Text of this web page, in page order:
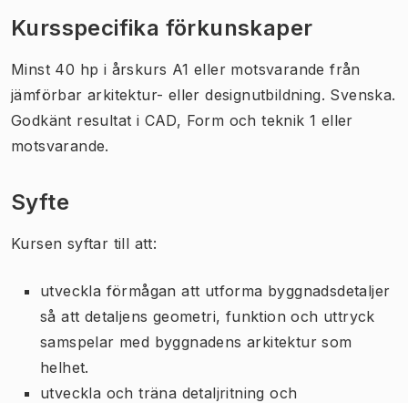
Kursspecifika förkunskaper
Minst 40 hp i årskurs A1 eller motsvarande från
jämförbar arkitektur- eller designutbildning. Svenska.
Godkänt resultat i CAD, Form och teknik 1 eller
motsvarande.
Syfte
Kursen syftar till att:
utveckla förmågan att utforma byggnadsdetaljer
så att detaljens geometri, funktion och uttryck
samspelar med byggnadens arkitektur som
helhet.
utveckla och träna detaljritning och